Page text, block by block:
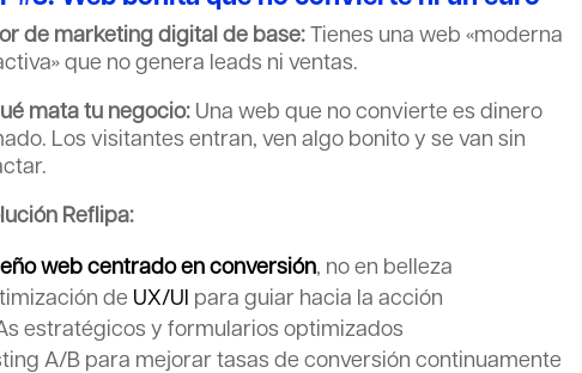
de marketing digital de base:Tienes una web «moderna
que no genera leads ni ventas.
mata tu negocio:Una web que no convierte es dinero
Los visitantes entran, ven algo bonito y se van sin
Reflipa:
web centrado en conversión, no en belleza
de UX/UI para guiar hacia la acción
estratégicos y formularios optimizados
A/B para mejorar tasas de conversión continuamente